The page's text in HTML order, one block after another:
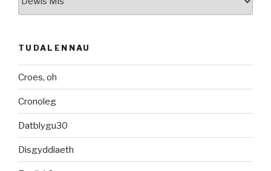
TUDALENNAU
Croes, oh
Cronoleg
Datblygu30
Disgyddiaeth